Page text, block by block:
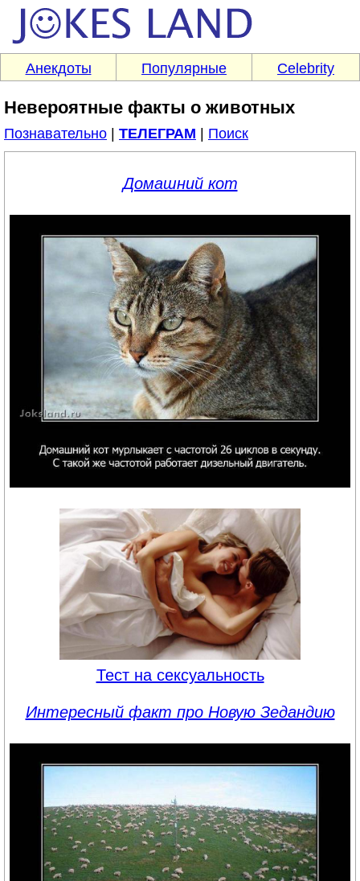
Анекдоты Популярные Celebrity
Невероятные факты о животных
Познавательно ТЕЛЕГРАМ Поиск
Домашний кот
Тест на сексуальность
Интересный факт про Новую Зедандию